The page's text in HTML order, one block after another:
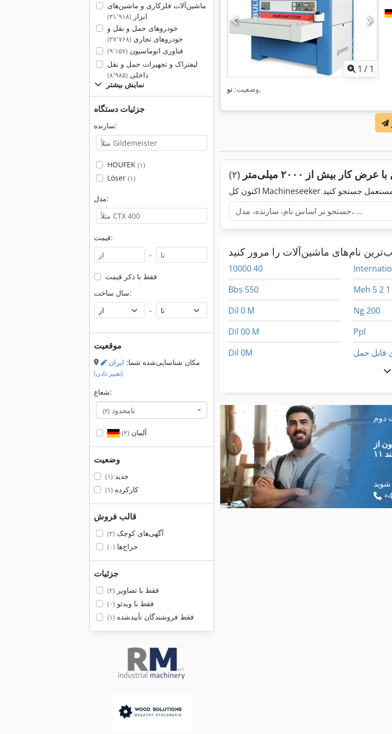
ماشین‌آلات فلزکاری و ماشین‌های
ابزار(۳۱٬۹۱۸)
خودروهای حمل و نقل و
خودروهای تجاری(۲۷٬۷۶۸)
فناوری اتوماسیون(۹٬۱۵۷)
لیفتراک و تجهیزات حمل و نقل
داخلی(۸٬۹۸۵)
نمایش بیشتر
جزئیات دستگاه
سازنده:
HOUFEK (۱)
Löser (۱)
مدل:
قیمت:
-
فقط با ذکر قیمت
سال ساخت:
-
موقعیت
مکان شناسایی‌شده شما: ایران
(تغییر دادن)
شعاع:
نامحدود (۲)
آلمان(۲)
وضعیت
جدید(۱)
کارکرده(۱)
قالب فروش
آگهی‌های کوچک(۲)
حراج‌ها(۰)
جزئیات
فقط با تصاویر(۲)
فقط با ویدئو(۰)
فقط فروشندگان تأییدشده(۱)
1 / 1
وضعیت: نو ,
بیش از ۲۰۰۰ میلی‌متر (۲)
10000 40
Bbs 550
Dil 0 M
Dil 00 M
Dil 0M
International 433
International 434
Meh 5 2
Ng 200
Ppl
قابل حمل
پرس دوم